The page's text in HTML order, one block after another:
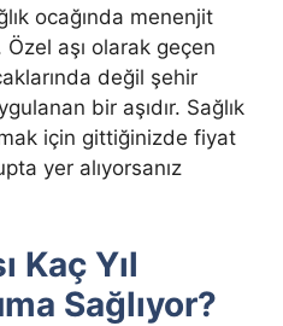
ocağında menenjit
Özel aşı olarak geçen
değil şehir
bir aşıdır. Sağlık
için gittiğinizde fiyat
yer alıyorsanız
Kaç Yıl
Sağlıyor?